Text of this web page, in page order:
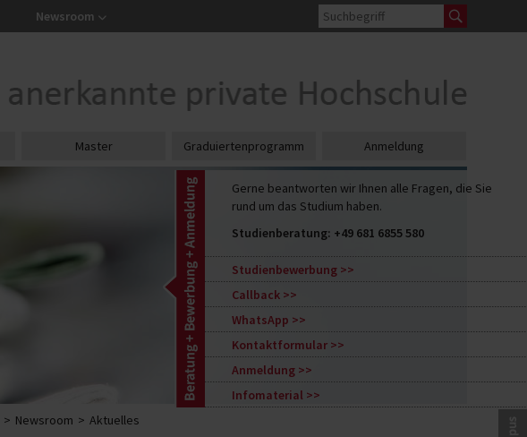
Gerne beantworten wir Ihnen alle Fragen, die Sie
rund um das Studium haben.
Studienberatung: +49 681 6855 580
Studienbewerbung
Callback
WhatsApp
Kontaktformular
Anmeldung
Infomaterial
Newsroom
Master Graduiertenprogramm Anmeldung
Newsroom Aktuelles